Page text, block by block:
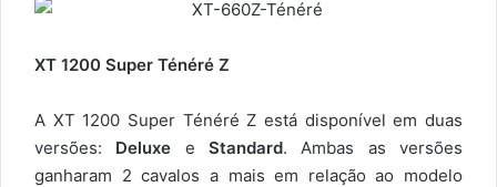
XT 1200 Super Ténéré Z
A XT 1200 Super Ténéré Z está disponível em duas
versões: Deluxe eStandard. Ambas as versões
ganharam 2 cavalos a mais em relação ao modelo